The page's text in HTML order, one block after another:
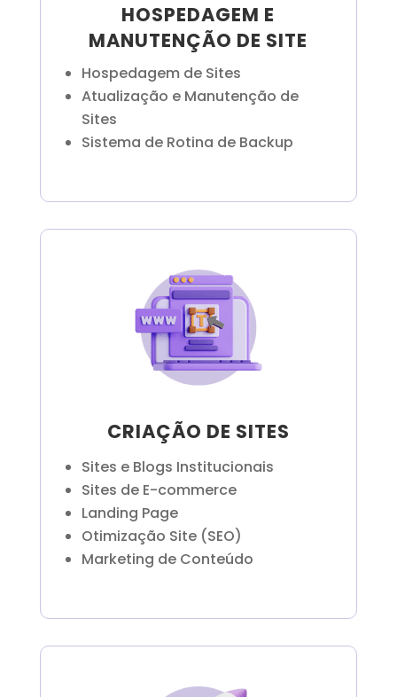
HOSPEDAGEM E
MANUTENÇÃO DE SITE
Hospedagem de Sites
Atualização e Manutenção de
Sites
Sistema de Rotina de Backup
CRIAÇÃO DE SITES
Sites e Blogs Institucionais
Sites de E-commerce
Landing Page
Otimização Site (SEO)
Marketing de Conteúdo